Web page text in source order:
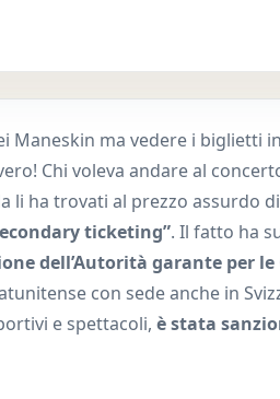
Maneskin ma vedere i biglietti
Chi voleva andare al
li ha trovati al prezzo assurdo
ticketing”. Il fatto ha
dell’Autorità garante per
con sede anche in
e spettacoli,è stata